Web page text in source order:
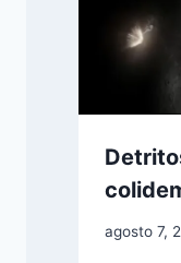
agosto 7,